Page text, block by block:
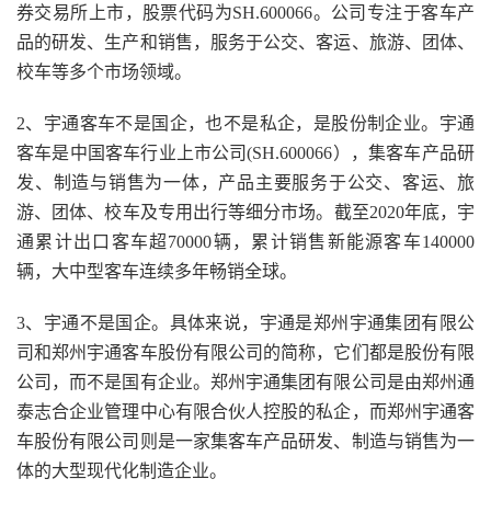
券交易所上市，股票代码为SH.600066。公司专注于客车产
品的研发、生产和销售，服务于公交、客运、旅游、团体、
校车等多个市场领域。
2、宇通客车不是国企，也不是私企，是股份制企业。宇通
客车是中国客车行业上市公司(SH.600066），集客车产品研
发、制造与销售为一体，产品主要服务于公交、客运、旅
游、团体、校车及专用出行等细分市场。截至2020年底，宇
通累计出口客车超70000辆，累计销售新能源客车140000
辆，大中型客车连续多年畅销全球。
3、宇通不是国企。具体来说，宇通是郑州宇通集团有限公
司和郑州宇通客车股份有限公司的简称，它们都是股份有限
公司，而不是国有企业。郑州宇通集团有限公司是由郑州通
泰志合企业管理中心有限合伙人控股的私企，而郑州宇通客
车股份有限公司则是一家集客车产品研发、制造与销售为一
体的大型现代化制造企业。